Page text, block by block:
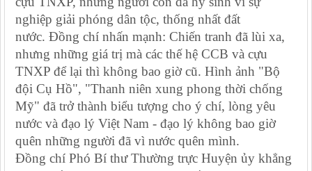
nghiệp giải phóng dân tộc, thống nhất đất
nước. Đồng chí nhấn mạnh: Chiến tranh đã lùi xa,
nhưng những giá trị mà các thế hệ CCB và cựu
TNXP để lại thì không bao giờ cũ. Hình ảnh "Bộ
đội Cụ Hồ", "Thanh niên xung phong thời chống
Mỹ" đã trở thành biểu tượng cho ý chí, lòng yêu
nước và đạo lý Việt Nam - đạo lý không bao giờ
quên những người đã vì nước quên mình.
Đồng chí Phó Bí thư Thường trực Huyện ủy khẳng